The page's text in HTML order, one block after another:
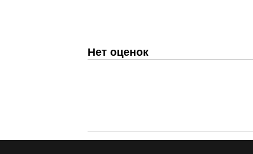
Нет оценок